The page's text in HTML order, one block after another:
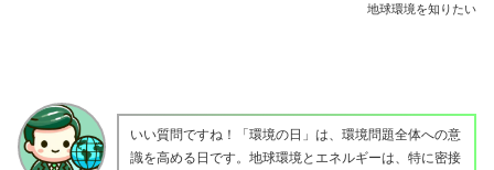
地球環境を知りたい
いい質問ですね！「環境の日」は、環境問題全体への意
識を高める日です。地球環境とエネルギーは、特に密接